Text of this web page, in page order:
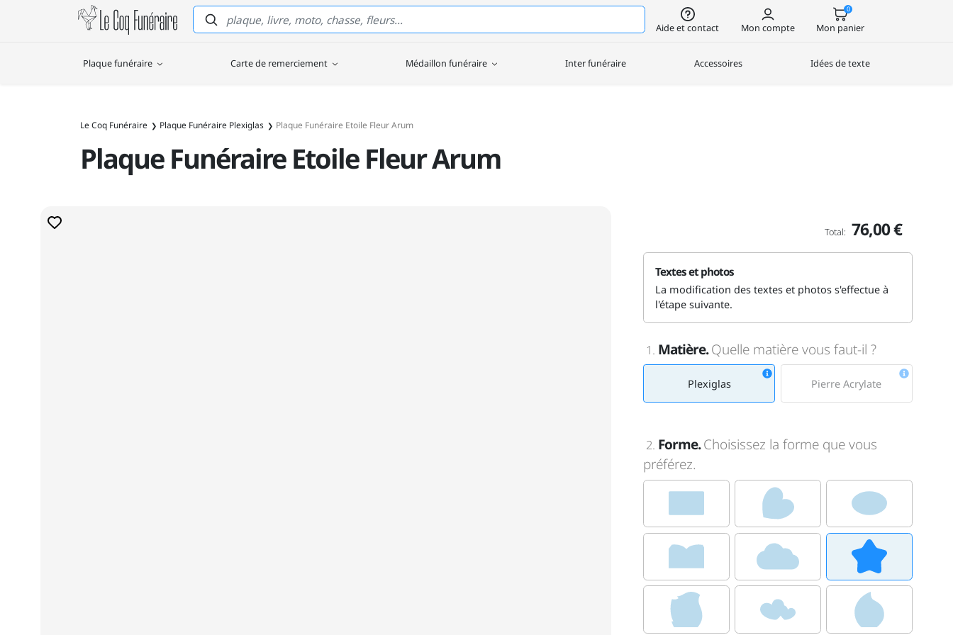
Le Coq Funéraire
Aide et contact Mon compte
0
Mon panier
Plaque funéraire Carte de remerciement Médaillon funéraire Inter funéraire Accessoires Idées de texte
Le Coq Funéraire Plaque Funéraire Plexiglas Plaque Funéraire Etoile Fleur Arum
Plaque Funéraire Etoile Fleur Arum
Total: 76,00 €
Textes et photos
La modification des textes et photos s'effectue à
l'étape suivante.
1. Matière.Quelle matière vous faut-il ?
Plexiglas Pierre Acrylate
2. Forme.Choisissez la forme que vous
préférez.